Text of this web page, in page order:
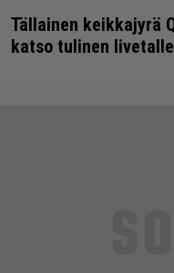
Tällainen keikkajyrä
katso tulinen